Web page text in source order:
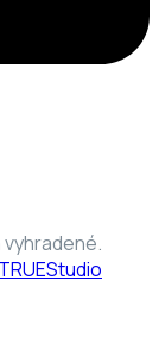
vyhradené.
TRUEStudio